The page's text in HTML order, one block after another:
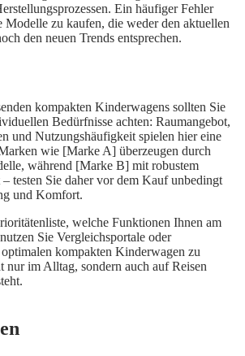
Ein häufiger Fehler
Modelle zu kaufen, die weder den aktuellen
den neuen Trends entsprechen.
kompakten Kinderwagens sollten Sie
Bedürfnisse achten: Raumangebot,
und Nutzungshäufigkeit spielen hier eine
wie [Marke A] überzeugen durch
während [Marke B] mit robustem
testen Sie daher vor dem Kauf unbedingt
und Komfort.
welche Funktionen Ihnen am
Sie Vergleichsportale oder
kompakten Kinderwagen zu
nur im Alltag, sondern auch auf Reisen